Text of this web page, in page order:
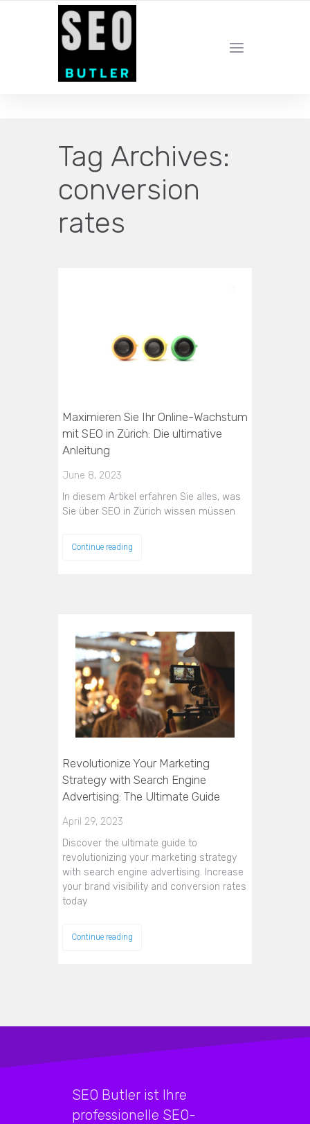
YOUR LOCAL DIGITAL MARKETING AGENCY
Tag Archives:
conversion
rates
Maximieren Sie Ihr Online-Wachstum
mit SEO in Zürich: Die ultimative
Anleitung
June 8, 2023
In diesem Artikel erfahren Sie alles, was
Sie über SEO in Zürich wissen müssen
Continue reading
Revolutionize Your Marketing
Strategy with Search Engine
Advertising: The Ultimate Guide
April 29, 2023
Discover the ultimate guide to
revolutionizing your marketing strategy
with search engine advertising. Increase
your brand visibility and conversion rates
today
Continue reading
SEO Butler ist Ihre
professionelle SEO-